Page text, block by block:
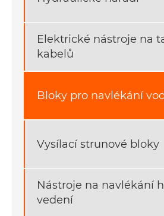
Elektrické nástroje na
kabelů
Bloky pro navlékání
Vysílací strunové bloky
Nástroje na navlékání
vedení